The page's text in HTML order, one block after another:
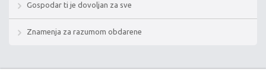
Gospodar ti je dovoljan za sve
Znamenja za razumom obdarene